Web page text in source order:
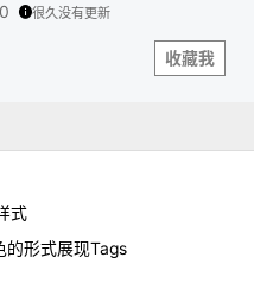
很久没有更新
收藏我
式
的形式展现Tags